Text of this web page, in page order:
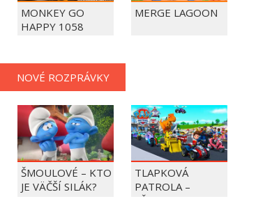
MONKEY GO
HAPPY 1058
MERGE LAGOON
NOVÉ ROZPRÁVKY
ŠMOULOVÉ – KTO
JE VÄČŠÍ SILÁK?
TLAPKOVÁ
PATROLA –
VŠETKY LABKY DO